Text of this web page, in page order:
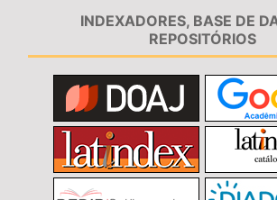
INDEXADORES, BASE DE
REPOSITÓRIOS